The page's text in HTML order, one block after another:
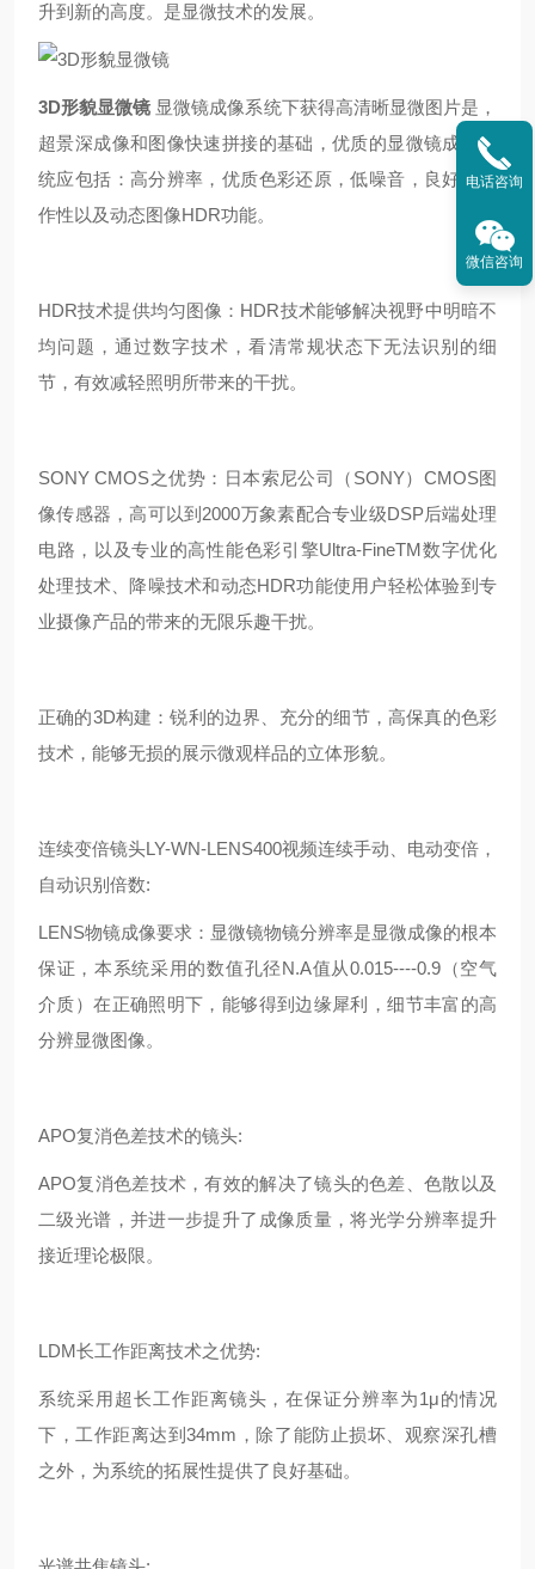
升到新的高度。是显微技术的发展。
3D形貌显微镜 显微镜成像系统下获得高清晰显微图片是，
超景深成像和图像快速拼接的基础，优质的显微镜成像系
统应包括：高分辨率，优质色彩还原，低噪音，良好的操
作性以及动态图像HDR功能。
HDR技术提供均匀图像：HDR技术能够解决视野中明暗不
均问题，通过数字技术，看清常规状态下无法识别的细
节，有效减轻照明所带来的干扰。
SONY CMOS之优势：日本索尼公司（SONY）CMOS图
像传感器，高可以到2000万象素配合专业级DSP后端处理
电路，以及专业的高性能色彩引擎Ultra-FineTM数字优化
处理技术、降噪技术和动态HDR功能使用户轻松体验到专
业摄像产品的带来的无限乐趣干扰。
正确的3D构建：锐利的边界、充分的细节，高保真的色彩
技术，能够无损的展示微观样品的立体形貌。
连续变倍镜头LY-WN-LENS400视频连续手动、电动变倍，
自动识别倍数:
LENS物镜成像要求：显微镜物镜分辨率是显微成像的根本
保证，本系统采用的数值孔径N.A值从0.015----0.9（空气
介质）在正确照明下，能够得到边缘犀利，细节丰富的高
分辨显微图像。
APO复消色差技术的镜头:
APO复消色差技术，有效的解决了镜头的色差、色散以及
二级光谱，并进一步提升了成像质量，将光学分辨率提升
接近理论极限。
LDM长工作距离技术之优势:
系统采用超长工作距离镜头，在保证分辨率为1μ的情况
下，工作距离达到34mm，除了能防止损坏、观察深孔槽
之外，为系统的拓展性提供了良好基础。
电话咨询
微信咨询